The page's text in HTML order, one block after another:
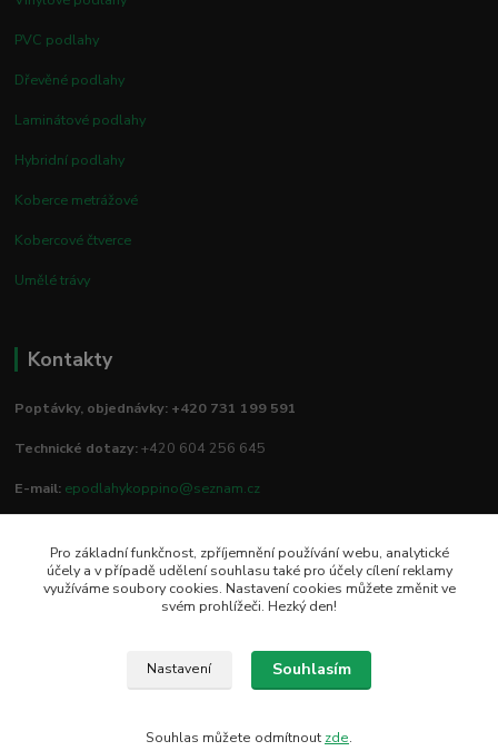
PVC podlahy
Dřevěné podlahy
Laminátové podlahy
Hybridní podlahy
Koberce metrážové
Kobercové čtverce
Umělé trávy
Kontakty
Poptávky, objednávky: +420 731 199 591
Technické dotazy:+420 604 256 645
E-mail: epodlahykoppino@seznam.cz
Prodejna/vzorkovna:
Studio Podlah
Mírové náměstí 16/15
Pro základní funkčnost, zpříjemnění používání webu, analytické
účely a v případě udělení souhlasu také pro účely cílení reklamy
využíváme soubory cookies. Nastavení cookies můžete změnit ve
svém prohlížeči. Hezký den!
Nastavení Souhlasím
Souhlas můžete odmítnout zde.